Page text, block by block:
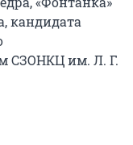
кандидата
СЗОНКЦ им. Л. Г.